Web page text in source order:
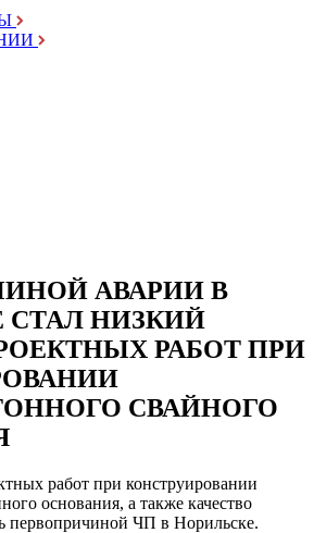
АВАРИИ В
СТАЛ НИЗКИЙ
РАБОТ ПРИ
СВАЙНОГО
работ при конструировании
основания, а также качество
первопричиной ЧП в Норильске.